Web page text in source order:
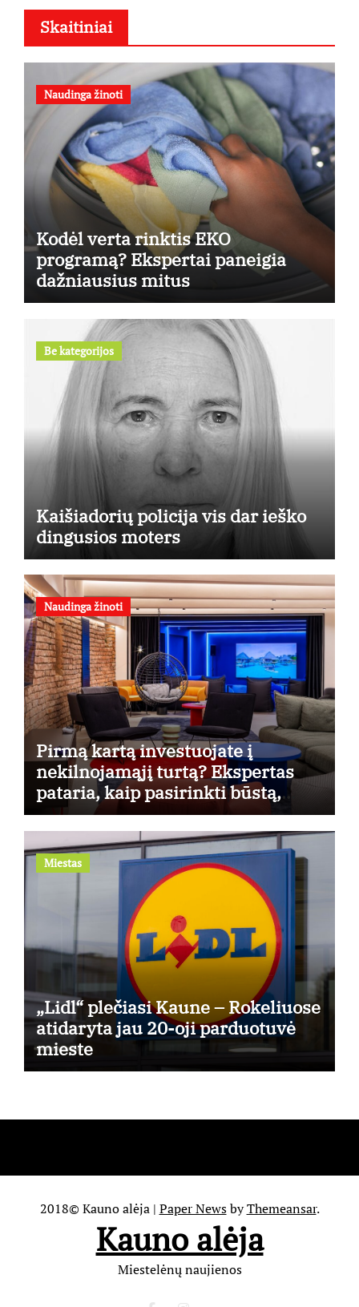
Skaitiniai
Naudinga žinoti
Kodėl verta rinktis EKO
programą? Ekspertai paneigia
dažniausius mitus
Be kategorijos
Kaišiadorių policija vis dar ieško
dingusios moters
Naudinga žinoti
Pirmą kartą investuojate į
nekilnojamąjį turtą? Ekspertas
pataria, kaip pasirinkti būstą,
kuris generuos grąžą
Miestas
„Lidl“ plečiasi Kaune – Rokeliuose
atidaryta jau 20-oji parduotuvė
mieste
2018© Kauno alėja | Paper NewsbyThemeansar.
Kauno alėja
Miestelėnų naujienos